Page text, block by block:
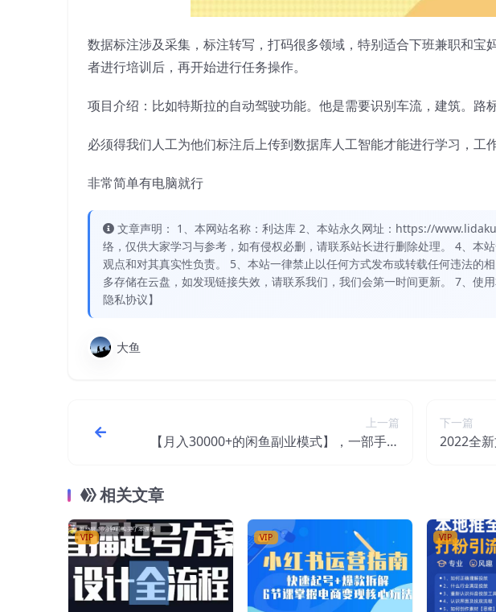
数据标注涉及采集，标注转写，打码很多领域，特别适合下班兼职和宝
者进行培训后，再开始进行任务操作。
项目介绍：比如特斯拉的自动驾驶功能。他是需要识别车流，建筑。路
必须得我们人工为他们标注后上传到数据库人工智能才能进行学习，工
非常简单有电脑就行
文章声明： 1、本网站名称：利达库 2、本站永久网址：https://
络，仅供大家学习与参考，如有侵权必删，请联系站长进行删除处理。 4、本
观点和对其真实性负责。 5、本站一律禁止以任何方式发布或转载任何违法的
多存储在云盘，如发现链接失效，请联系我们，我们会第一时间更新。 7、使
隐私协议】
大鱼
上一篇
【月入30000+的闲鱼副业模式】，一部手机
下一篇
2022全新
相关文章
VIP VIP VIP